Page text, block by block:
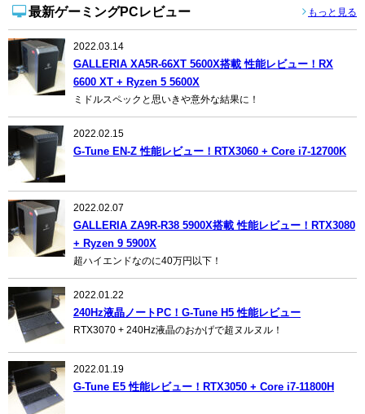
最新ゲーミングPCレビュー もっと見る
2022.03.14
GALLERIA XA5R-66XT 5600X搭載 性能レビュー！RX
6600 XT + Ryzen 5 5600X
ミドルスペックと思いきや意外な結果に！
2022.02.15
G-Tune EN-Z 性能レビュー！RTX3060 + Core i7-12700K
2022.02.07
GALLERIA ZA9R-R38 5900X搭載 性能レビュー！RTX3080
+ Ryzen 9 5900X
超ハイエンドなのに40万円以下！
2022.01.22
240Hz液晶ノートPC！G-Tune H5 性能レビュー
RTX3070 + 240Hz液晶のおかげで超ヌルヌル！
2022.01.19
G-Tune E5 性能レビュー！RTX3050 + Core i7-11800H